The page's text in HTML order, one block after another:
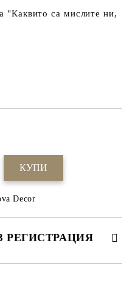
"Каквито са мислите ни,
Decor
РЕГИСТРАЦИЯ